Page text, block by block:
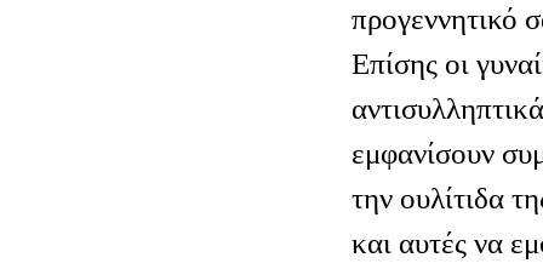
προγεννητικό
Επίσης οι
εμφανίσουν
την ουλίτιδα
και αυτές να